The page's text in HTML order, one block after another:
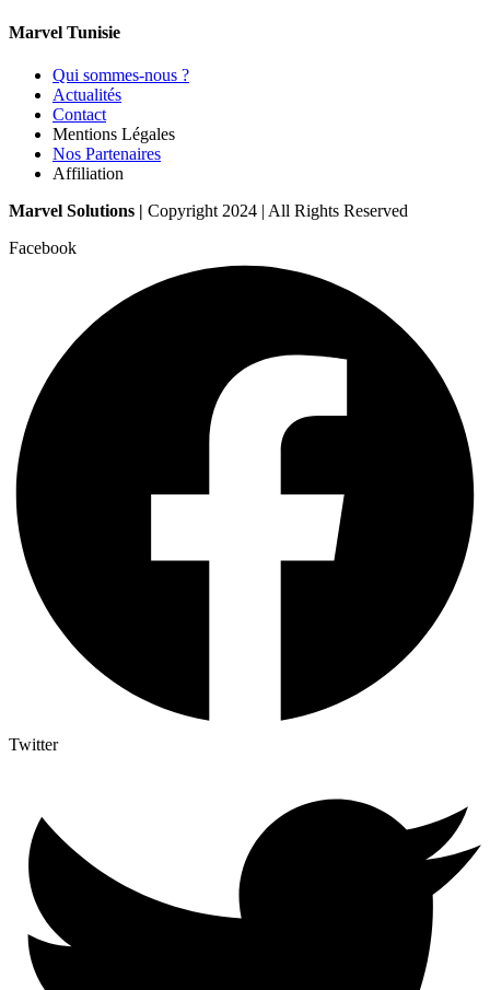
Marvel Tunisie
Qui sommes-nous ?
Actualités
Contact
Mentions Légales
Nos Partenaires
Affiliation
Marvel Solutions | Copyright 2024 | All Rights Reserved
Facebook
Twitter